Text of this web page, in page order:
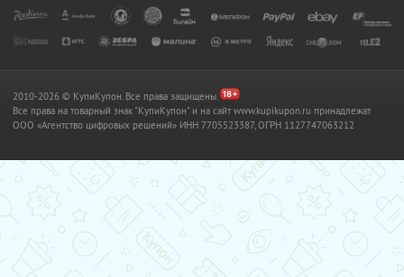
2010-2026 © КупиКупон. Все права защищены.
Все права на товарный знак "КупиКупон" и на сайт www.kupikupon.ru принадлежат
OOO «Агентство цифровых решений» ИНН 7705523387, ОГРН 1127747063212